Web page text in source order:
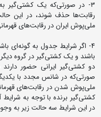
رقابت‌ها حذف شوند، در این
ملی‌پوش ایران در رقابت‌های قهرمانی ۲۰۲۵ آسیا شناخته
4- اگر شرایط جدول به گونه‌ای
باشند و یک کشتی‌گیر در گروه
دو کشتی‌گیر ایرانی حضور
صورتی‌که در شانس مجدد با
ملی‌پوش شدن در رقابت‌های
کشتی‌گیر برنده با توجه به
در این شرایط سه حالت زیر به